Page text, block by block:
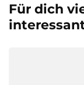
Für dich